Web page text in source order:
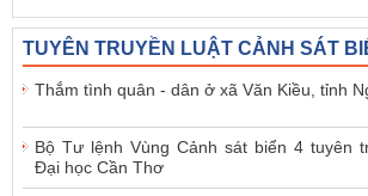
TUYÊN TRUYỀN LUẬT CẢNH SÁT
Thắm tình quân - dân ở xã Văn Kiều, tỉnh
Bộ Tư lệnh Vùng Cảnh sát biển 4 tuyên
Đại học Cần Thơ